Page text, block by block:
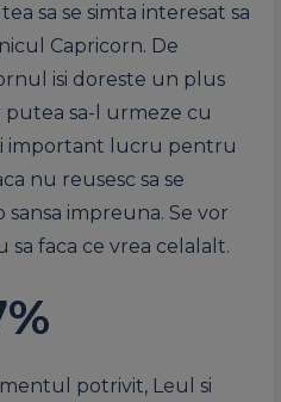
sa se simta interesat sa
Capricorn. De
isi doreste un plus
putea sa-l urmeze cu
important lucru pentru
nu reusesc sa se
impreuna. Se vor
sa faca ce vrea celalalt.
potrivit, Leul si